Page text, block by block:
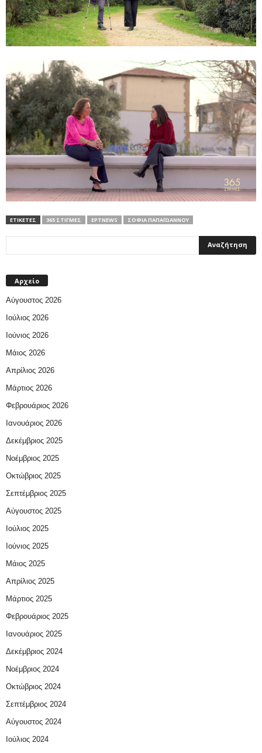
ΕΤΙΚΕΤΕΣ 365 ΣΤΙΓΜΈΣ ΕΡΤNEWS ΣΟΦΊΑ ΠΑΠΑΪΩΆΝΝΟΥ
Αρχείο
Αύγουστος 2026
Ιούλιος 2026
Ιούνιος 2026
Μάιος 2026
Απρίλιος 2026
Μάρτιος 2026
Φεβρουάριος 2026
Ιανουάριος 2026
Δεκέμβριος 2025
Νοέμβριος 2025
Οκτώβριος 2025
Σεπτέμβριος 2025
Αύγουστος 2025
Ιούλιος 2025
Ιούνιος 2025
Μάιος 2025
Απρίλιος 2025
Μάρτιος 2025
Φεβρουάριος 2025
Ιανουάριος 2025
Δεκέμβριος 2024
Νοέμβριος 2024
Οκτώβριος 2024
Σεπτέμβριος 2024
Αύγουστος 2024
Ιούλιος 2024